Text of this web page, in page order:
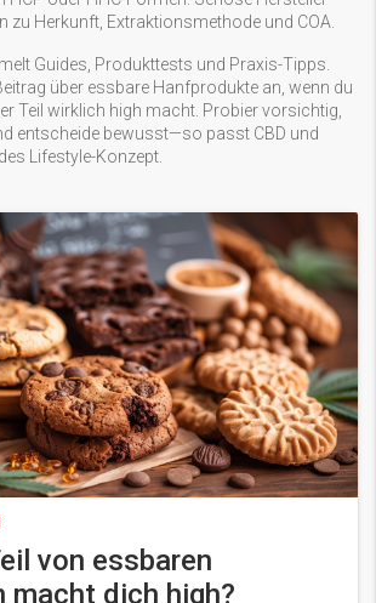
zu Herkunft, Extraktionsmethode und COA.
Guides, Produkttests und Praxis-Tipps.
über essbare Hanfprodukte an, wenn du
Teil wirklich high macht. Probier vorsichtig,
entscheide bewusst—so passt CBD und
Lifestyle-Konzept.
von essbaren
macht dich high?